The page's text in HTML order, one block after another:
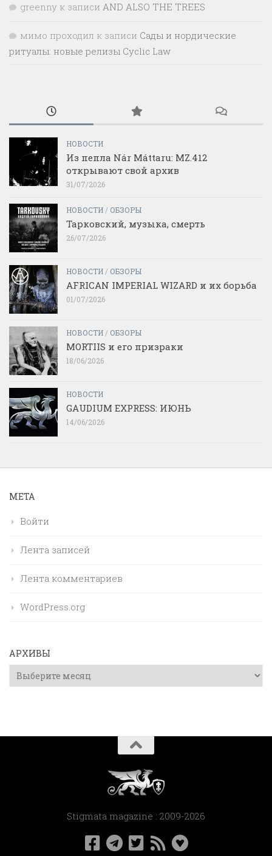
greenny к записи AND ALSO THE TREES
мимо проходил к записи Сады и нордические
ритуалы: новые релизы Cyclic Law
НОВОСТИ
Из пепла Nár Máttaru: MZ.412
открывают свой архив
31/07/2026
НОВОСТИ / ОБЗОРЫ
Тарковский, музыка, смерть
26/07/2026
НОВОСТИ / ОБЗОРЫ
AFRICAN IMPERIAL WIZARD и их борьба
01/07/2026
НОВОСТИ / ОБЗОРЫ
MORTIIS и его призраки
18/06/2026
НОВОСТИ
GAUDIUM EXPRESS: ИЮНЬ
14/06/2026
МЕТА
Войти
Лента записей
Лента комментариев
WordPress.org
АРХИВЫ
Архивы
Stigmata magazine : 2009-2026